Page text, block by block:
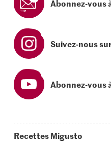
Abonnez-vous
Suivez-nous
Abonnez-vous
Recettes Migusto